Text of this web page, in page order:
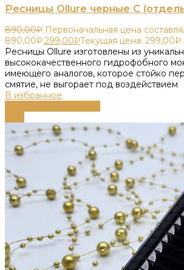
Ресницы Ollure черные C
890,00₽ Первоначальная цена
890,00₽.299,00₽Текущая цена: 299,00₽.
Ресницы Ollure изготовлены из
высококачественного гидрофобного
имеющего аналогов, которое стойко
смятие, не выгорает под воздействием
В избранное